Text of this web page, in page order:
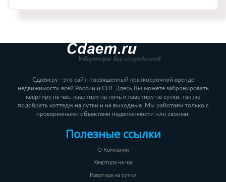
Сдаём.ру - это сайт, посвященный краткосрочной аренде
недвижимости всей России и СНГ. Здесь Вы можете забронировать
квартиру на час, квартиру на ночь и квартиру на сутки, так же
подобрать коттедж на сутки и на выходные. Мы работаем только с
проверенными объектами недвижимости или своими.
Полезные ссылки
О Компании
Квартира на час
Квартира на сутки